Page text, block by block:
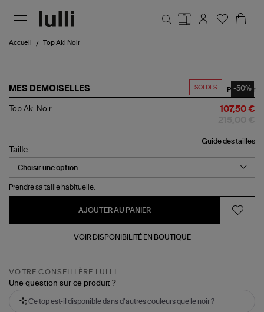
Accueil Top Aki Noir
SOLDES -50%
MES DEMOISELLES
Top
Partager
Top Aki Noir 107,50 €
Guide des tailles
Taille
Prendre sa taille habituelle.
AJOUTER AU PANIER
VOIR DISPONIBILITÉ EN BOUTIQUE
VOTRE CONSEILLÈRE LULLI
Une question sur ce produit ?
Ce top est-il disponible dans d'autres couleurs que le noir ?